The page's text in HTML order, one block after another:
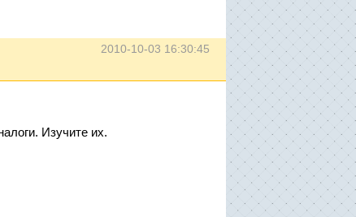
2010-10-03 16:30:45
Изучите их.